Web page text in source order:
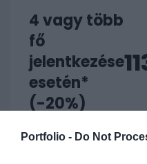
Portfolio - Do Not
fő
jelentkezése
esetén*
(-20%)
REGISZTRÁCIÓ